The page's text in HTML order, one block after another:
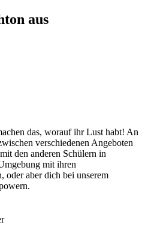
aus
das, worauf ihr Lust habt! An
verschiedenen Angeboten
den anderen Schülern in
mit ihren
oder aber dich bei unserem